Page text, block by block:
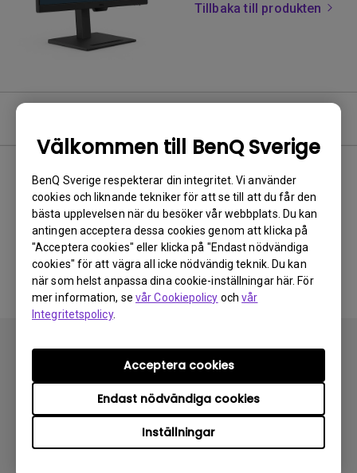
Välkommen till BenQ Sverige
BenQ Sverige respekterar din integritet. Vi använder
cookies och liknande tekniker för att se till att du får den
bästa upplevelsen när du besöker vår webbplats. Du kan
antingen acceptera dessa cookies genom att klicka på
"Acceptera cookies" eller klicka på "Endast nödvändiga
cookies" för att vägra all icke nödvändig teknik. Du kan
när som helst anpassa dina cookie-inställningar här. För
mer information, se vår Cookiepolicy ochvår
Integritetspolicy.
Inställningar
Endast nödvändiga cookies
Acceptera cookies
Tillbaka till produkten
0 results Nyaste
Inga relaterade videoklipp
Prenumerera